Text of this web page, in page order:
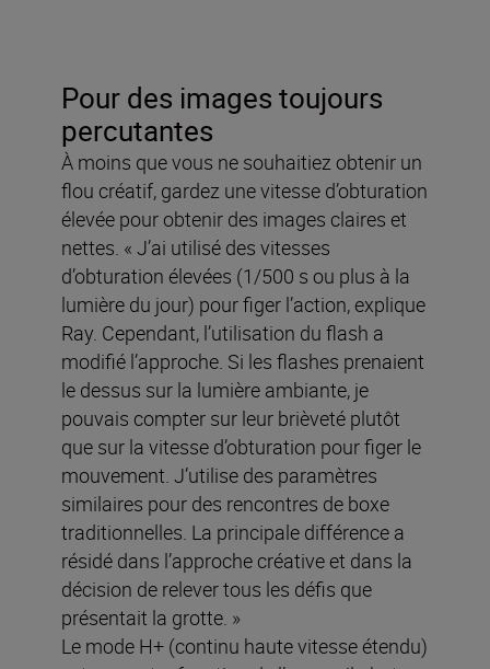
Pour des images toujours
percutantes
À moins que vous ne souhaitiez obtenir un
flou créatif, gardez une vitesse d’obturation
élevée pour obtenir des images claires et
nettes. « J’ai utilisé des vitesses
d’obturation élevées (1/500 s ou plus à la
lumière du jour) pour figer l’action, explique
Ray. Cependant, l’utilisation du flash a
modifié l’approche. Si les flashes prenaient
le dessus sur la lumière ambiante, je
pouvais compter sur leur brièveté plutôt
que sur la vitesse d’obturation pour figer le
mouvement. J’utilise des paramètres
similaires pour des rencontres de boxe
traditionnelles. La principale différence a
résidé dans l’approche créative et dans la
décision de relever tous les défis que
présentait la grotte. »
Le mode H+ (continu haute vitesse étendu)